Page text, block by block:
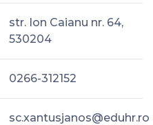
str. Ion Caianu nr. 64,
530204
0266-312152
sc.xantusjanos@eduhr.ro